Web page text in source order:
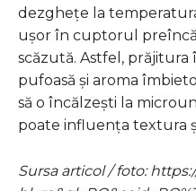
dezghețe la
ușor în cuptorul
scăzută. Astfel,
pufoasă și aroma
să o încălzești la
poate influența textura
Sursa articol / foto: